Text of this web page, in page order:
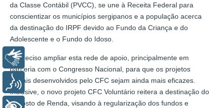
da Classe Contábil (PVCC), se une à Receita Federal para
conscientizar os municípios sergipanos e a população acerca
da destinação do IRPF devido ao Fundo da Criança e do
Adolescente e o Fundo do Idoso.
"É preciso ampliar esta rede de apoio, principalmente em
parceria com o Congresso Nacional, para que os projetos
sociais desenvolvidos pelo CFC sejam ainda mais eficazes.
Inclusive, o novo projeto CFC Voluntário reitera a destinação do
Imposto de Renda, visando à regularização dos fundos e
Libras
Voz